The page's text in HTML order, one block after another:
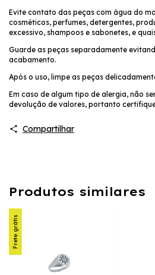
Evite contato das peças com água do
cosméticos, perfumes, detergentes,
excessivo, shampoos e sabonetes, e
Guarde as peças separadamente
acabamento.
Após o uso, limpe as peças
Em caso de algum tipo de alergia, não
devolução de valores, portanto
Compartilhar
Produtos similares
Frete grátis